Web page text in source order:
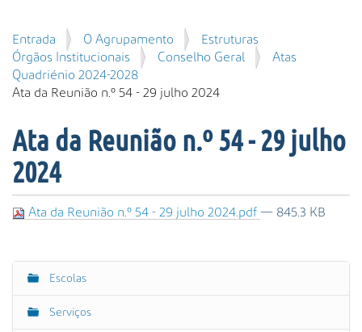
i
s
a
r
P
e
s
q
s
A
v
a
a
Entrada O Agrupamento
Estruturas
Órgãos Institucionais
Conselho Geral
Atas
Quadriénio 2024-2028
Ata da Reunião n.º 54 - 29 julho 2024
Ata da Reunião n.º 54 - 29 julho
2024
Ata da Reunião n.º 54 - 29 julho 2024.pdf — 845.3 KB
N
Escolas
Serviços